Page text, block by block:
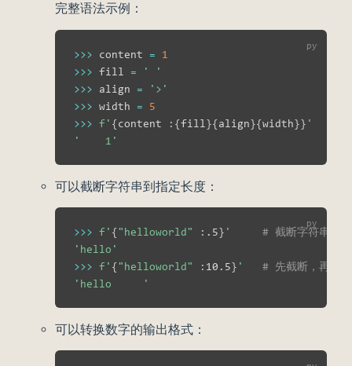
完整语法示例：
>>> content =
1
>>> fill =
' '
>>> align =
'>'
>>> width =
5
>>> f' {content : {fill }{align}{width}} '
'    1'
可以截断字符串到指定长度：
>>> f' {"helloworld" : .5} '
# 截断字符串，
'hello'
>>> f' {"helloworld" : 10.5} '
# 先截断，再填充
'hello     '
可以转换数字的输出格式：